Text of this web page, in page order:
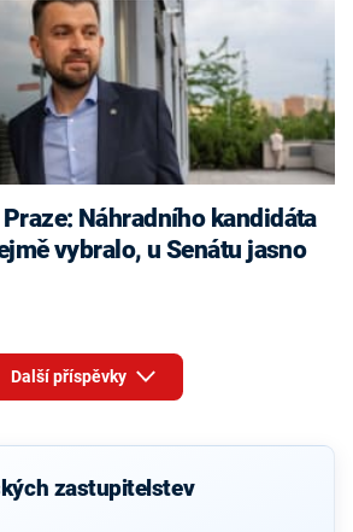
Náhradního kandidáta
vybralo, u Senátu jasno
Další příspěvky
zastupitelstev